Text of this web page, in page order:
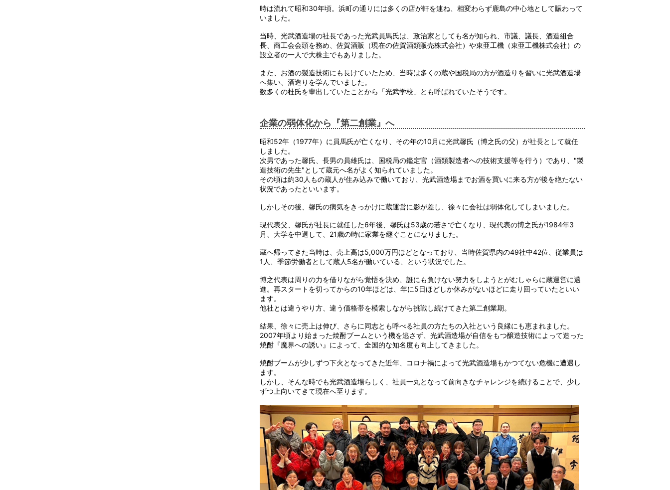
時は流れて昭和30年頃。浜町の通りには多くの店が軒を連ね、相変わらず鹿島の中心地として賑わって
いました。
当時、光武酒造場の社長であった光武員馬氏は、政治家としても名が知られ、市議、議長、酒造組合
長、商工会会頭を務め、佐賀酒販（現在の佐賀酒類販売株式会社）や東亜工機（東亜工機株式会社）の
設立者の一人で大株主でもありました。
また、お酒の製造技術にも長けていたため、当時は多くの蔵や国税局の方が酒造りを習いに光武酒造場
へ集い、酒造りを学んでいました。
数多くの杜氏を輩出していたことから「光武学校」とも呼ばれていたそうです。
企業の弱体化から『第二創業』へ
昭和52年（1977年）に員馬氏が亡くなり、その年の10月に光武馨氏（博之氏の父）が社長として就任
しました。
次男であった馨氏、長男の員雄氏は、国税局の鑑定官（酒類製造者への技術支援等を行う）であり、"製
造技術の先生"として蔵元へ名がよく知られていました。
その頃は約30人もの蔵人が住み込みで働いており、光武酒造場までお酒を買いに来る方が後を絶たない
状況であったといいます。
しかしその後、馨氏の病気をきっかけに蔵運営に影が差し、徐々に会社は弱体化してしまいました。
現代表父、馨氏が社長に就任した6年後、馨氏は53歳の若さで亡くなり、現代表の博之氏が1984年3
月、大学を中退して、21歳の時に家業を継ぐことになりました。
蔵へ帰ってきた当時は、売上高は5,000万円ほどとなっており、当時佐賀県内の49社中42位、従業員は
1人、季節労働者として蔵人5名が働いている、という状況でした。
博之代表は周りの力を借りながら覚悟を決め、誰にも負けない努力をしようとがむしゃらに蔵運営に邁
進。再スタートを切ってからの10年ほどは、年に5日ほどしか休みがないほどに走り回っていたといい
ます。
他社とは違うやり方、違う価格帯を模索しながら挑戦し続けてきた第二創業期。
結果、徐々に売上は伸び、さらに同志とも呼べる社員の方たちの入社という良縁にも恵まれました。
2007年頃より始まった焼酎ブームという機を逃さず、光武酒造場が自信をもつ醸造技術によって造った
焼酎『魔界への誘い』によって、全国的な知名度も向上してきました。
焼酎ブームが少しずつ下火となってきた近年、コロナ禍によって光武酒造場もかつてない危機に遭遇し
ます。
しかし、そんな時でも光武酒造場らしく、社員一丸となって前向きなチャレンジを続けることで、少し
ずつ上向いてきて現在へ至ります。